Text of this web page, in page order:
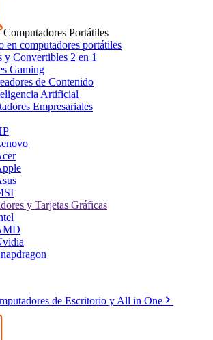
Computadores Portátiles
en computadores portátiles
y Convertibles 2 en 1
Gaming
de Contenido
Artificial
Empresariales
y Tarjetas Gráficas
de Escritorio y All in One